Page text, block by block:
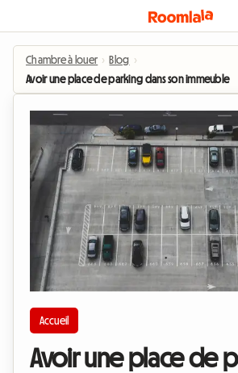
Chambre à louer › Blog ›
Avoir une place de parking dans son immeuble
Accueil
Avoir une place de